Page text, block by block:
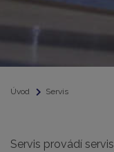
Úvod Servis
Servis provádí